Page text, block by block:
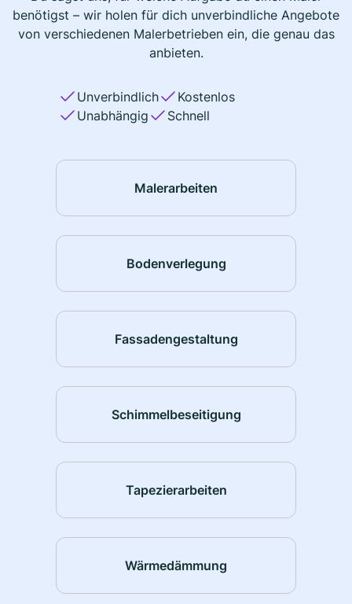
benötigst – wir holen für dich unverbindliche Angebote
von verschiedenen Malerbetrieben ein, die genau das
anbieten.
Unverbindlich
Kostenlos
Unabhängig
Schnell
Malerarbeiten
Bodenverlegung
Fassadengestaltung
Schimmelbeseitigung
Tapezierarbeiten
Wärmedämmung